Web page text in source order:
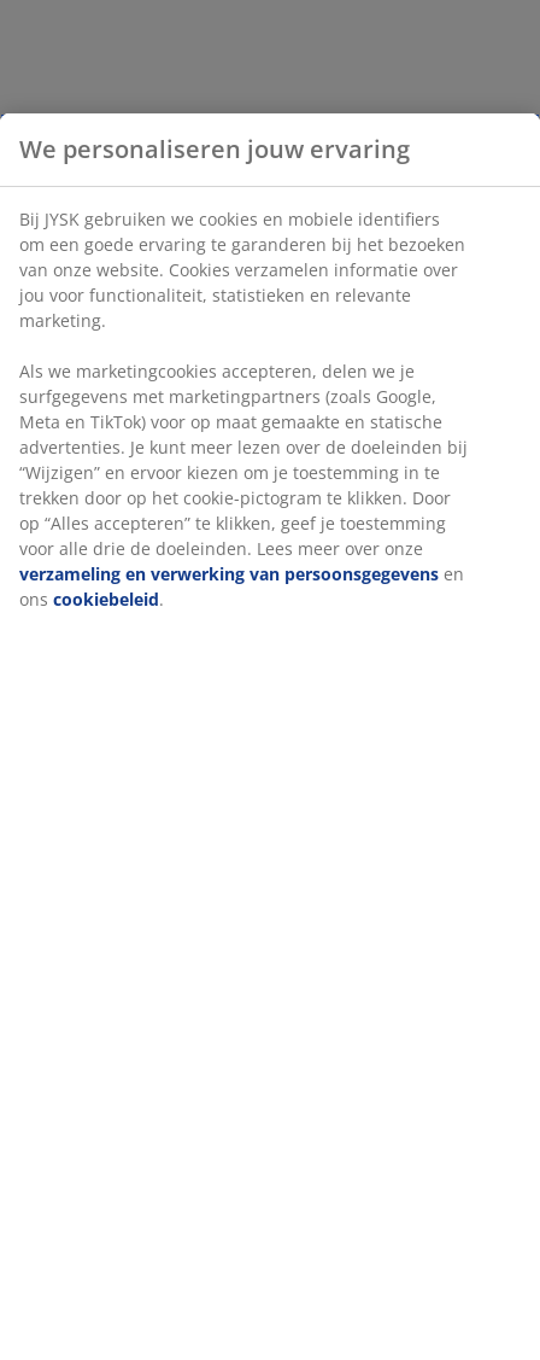
We personaliseren jouw ervaring
Bij JYSK gebruiken we cookies en mobiele identifiers
om een goede ervaring te garanderen bij het bezoeken
van onze website. Cookies verzamelen informatie over
jou voor functionaliteit, statistieken en relevante
marketing.
Als we marketingcookies accepteren, delen we je
surfgegevens met marketingpartners (zoals Google,
Meta en TikTok) voor op maat gemaakte en statische
advertenties. Je kunt meer lezen over de doeleinden bij
“Wijzigen” en ervoor kiezen om je toestemming in te
trekken door op het cookie-pictogram te klikken. Door
op “Alles accepteren” te klikken, geef je toestemming
voor alle drie de doeleinden. Lees meer over onze
verzameling en verwerking van persoonsgegevens en
ons cookiebeleid.